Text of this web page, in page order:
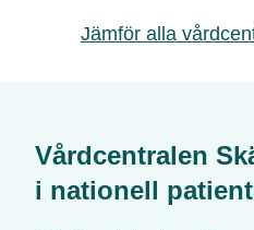
Jämför alla
Vårdcentralen
i nationell